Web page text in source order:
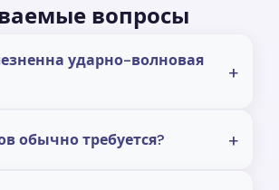
вопросы
ударно-волновая
обычно требуется?